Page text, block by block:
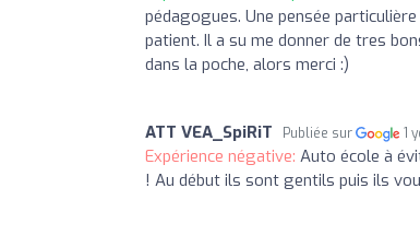
pédagogues. Une pensée
patient. Il a su me donner de tres
dans la poche, alors merci :)
ATT VEA_SpiRiT Publiée sur 1
Expérience négative: Auto école à
! Au début ils sont gentils puis ils